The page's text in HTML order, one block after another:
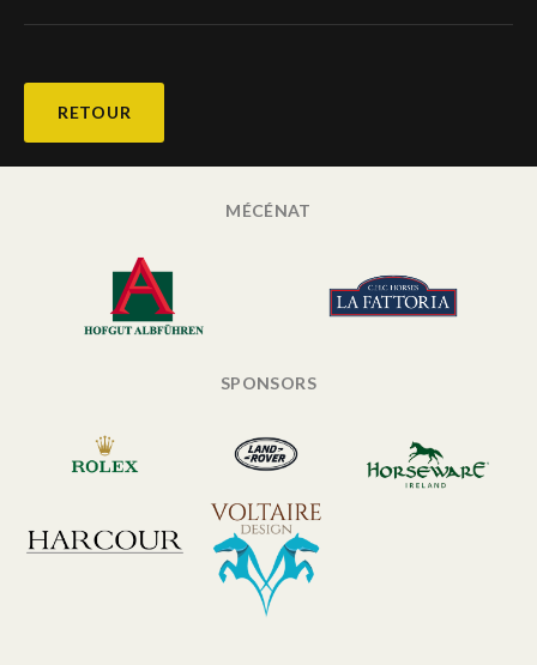
RETOUR
MÉCÉNAT
SPONSORS